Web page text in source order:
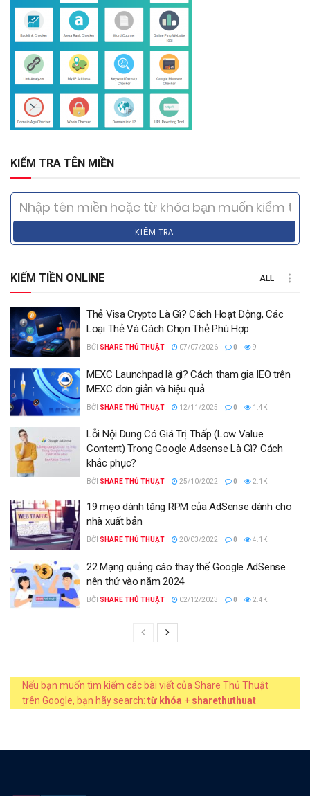
KIỂM TRA TÊN MIỀN
KIỂM TRA
KIẾM TIỀN ONLINE ALL
Thẻ Visa Crypto Là Gì? Cách Hoạt Động, Các
Loại Thẻ Và Cách Chọn Thẻ Phù Hợp
BỞI SHARE THỦ THUẬT 07/07/2026 0 9
MEXC Launchpad là gì? Cách tham gia IEO trên
MEXC đơn giản và hiệu quả
BỞI SHARE THỦ THUẬT 12/11/2025 0 1.4K
Lỗi Nội Dung Có Giá Trị Thấp (Low Value
Content) Trong Google Adsense Là Gì? Cách
khắc phục?
BỞI SHARE THỦ THUẬT 25/10/2022 0 2.1K
19 mẹo dành tăng RPM của AdSense dành cho
nhà xuất bản
BỞI SHARE THỦ THUẬT 20/03/2022 0 4.1K
22 Mạng quảng cáo thay thế Google AdSense
nên thử vào năm 2024
BỞI SHARE THỦ THUẬT 02/12/2023 0 2.4K
Nếu bạn muốn tìm kiếm các bài viết của Share Thủ Thuật
trên Google, bạn hãy search: từ khóa + sharethuthuat